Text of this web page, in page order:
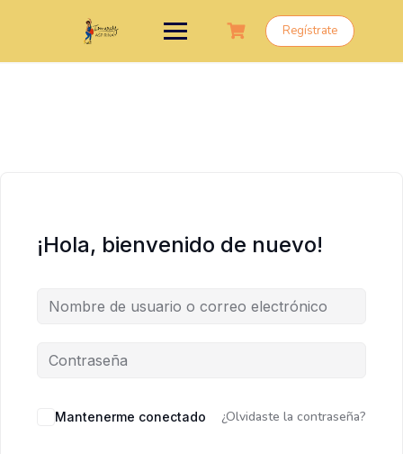
Regístrate
¡Hola, bienvenido de nuevo!
Mantenerme conectado ¿Olvidaste la contraseña?